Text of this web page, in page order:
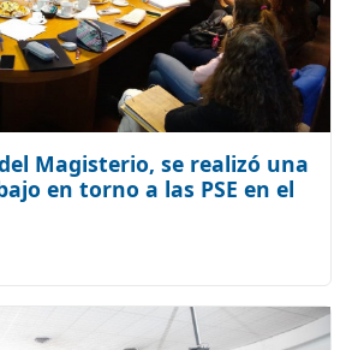
Magisterio, se realizó una
en torno a las PSE en el